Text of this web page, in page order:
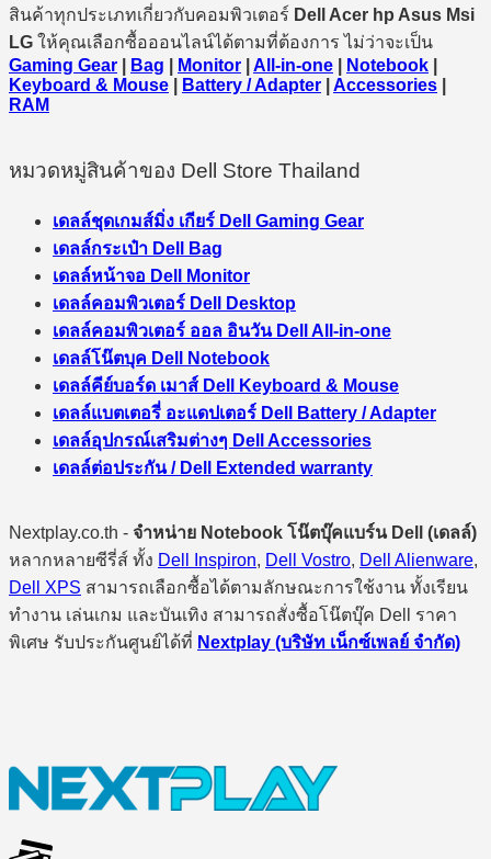
สินค้าทุกประเภทเกี่ยวกับคอมพิวเตอร์ Dell Acer hp Asus Msi
LG ให้คุณเลือกซื้อออนไลน์ได้ตามที่ต้องการ ไม่ว่าจะเป็น
Gaming Gear
Bag Monitor All-in-one Notebook
Keyboard & Mouse
Battery / Adapter Accessories
RAM
หมวดหมู่สินค้าของ Dell Store Thailand
เดลล์ชุดเกมส์มิ่ง เกียร์ Dell Gaming Gear
เดลล์กระเป๋า Dell Bag
เดลล์หน้าจอ Dell Monitor
เดลล์คอมพิวเตอร์ Dell Desktop
เดลล์คอมพิวเตอร์ ออล อินวัน Dell All-in-one
เดลล์โน๊ตบุค Dell Notebook
เดลล์คีย์บอร์ด เมาส์ Dell Keyboard & Mouse
เดลล์แบตเตอรี่ อะแดปเตอร์ Dell Battery / Adapter
เดลล์อุปกรณ์เสริมต่างๆ Dell Accessories
เดลล์ต่อประกัน / Dell Extended warranty
Nextplay.co.th - จำหน่าย Notebook โน๊ตบุ๊คแบร์น Dell (เดลล์)
หลากหลายซีรี่ส์ ทั้ง Dell Inspiron, Dell Vostro, Dell Alienware,
Dell XPS สามารถเลือกซื้อได้ตามลักษณะการใช้งาน ทั้งเรียน
ทำงาน เล่นเกม และบันเทิง สามารถสั่งซื้อโน๊ตบุ๊ค Dell ราคา
พิเศษ รับประกันศูนย์ได้ที่ Nextplay (บริษัท เน็กซ์เพลย์ จำกัด)